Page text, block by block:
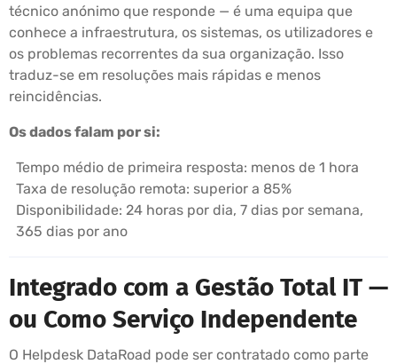
técnico anónimo que responde — é uma equipa que
conhece a infraestrutura, os sistemas, os utilizadores e
os problemas recorrentes da sua organização. Isso
traduz-se em resoluções mais rápidas e menos
reincidências.
Os dados falam por si:
Tempo médio de primeira resposta: menos de 1 hora
Taxa de resolução remota: superior a 85%
Disponibilidade: 24 horas por dia, 7 dias por semana,
365 dias por ano
Integrado com a Gestão Total IT —
ou Como Serviço Independente
O Helpdesk DataRoad pode ser contratado como parte